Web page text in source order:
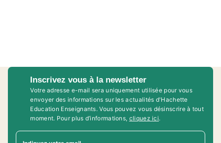
Inscrivez vous à la newsletter
Votre adresse e-mail sera uniquement utilisée pour vous
envoyer des informations sur les actualités d'Hachette
Education Enseignants. Vous pouvez vous désinscrire à tout
moment. Pour plus d’informations, cliquez ici.